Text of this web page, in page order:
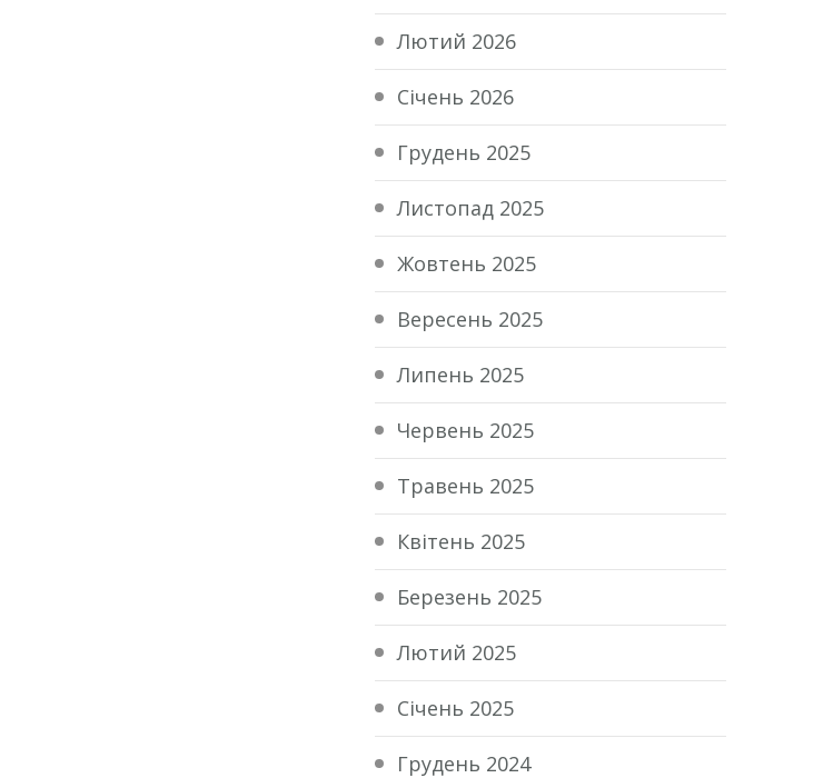
Лютий 2026
Січень 2026
Грудень 2025
Листопад 2025
Жовтень 2025
Вересень 2025
Липень 2025
Червень 2025
Травень 2025
Квітень 2025
Березень 2025
Лютий 2025
Січень 2025
Грудень 2024